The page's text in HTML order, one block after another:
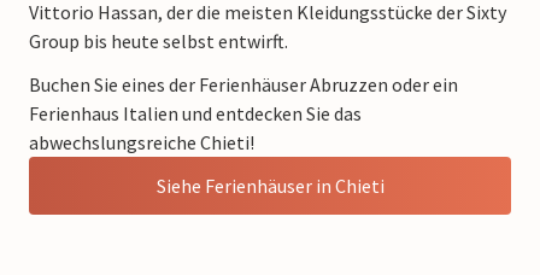
Vittorio Hassan, der die meisten Kleidungsstücke der Sixty
Group bis heute selbst entwirft.
Buchen Sie eines der Ferienhäuser Abruzzen oder ein
Ferienhaus Italien und entdecken Sie das
abwechslungsreiche Chieti!
Siehe Ferienhäuser in Chieti